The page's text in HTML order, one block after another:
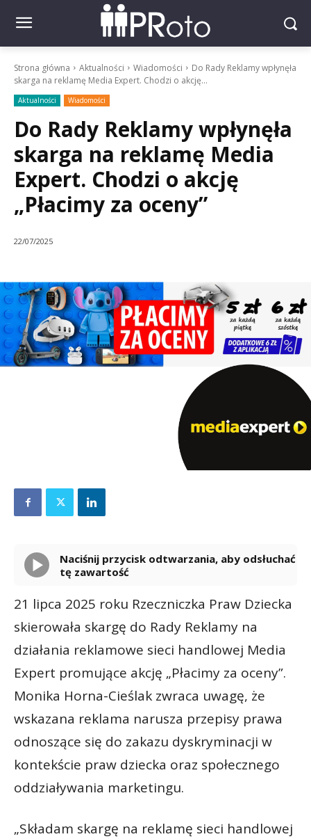
Strona główna Aktualności Wiadomości
Do Rady Reklamy wpłynęła
skarga na reklamę Media Expert. Chodzi o akcję...
Aktualności Wiadomości
Do Rady Reklamy wpłynęła
skarga na reklamę Media
Expert. Chodzi o akcję
„Płacimy za oceny”
22/07/2025
Naciśnij przycisk odtwarzania, aby odsłuchać
tę zawartość
21 lipca 2025 roku Rzeczniczka Praw Dziecka
skierowała skargę do Rady Reklamy na
działania reklamowe sieci handlowej Media
Expert promujące akcję „Płacimy za oceny”.
Monika Horna-Cieślak zwraca uwagę, że
wskazana reklama narusza przepisy prawa
odnoszące się do zakazu dyskryminacji w
kontekście praw dziecka oraz społecznego
oddziaływania marketingu.
„Składam skargę na reklamę sieci handlowej